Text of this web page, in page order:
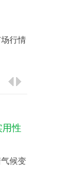
行情
性
候变